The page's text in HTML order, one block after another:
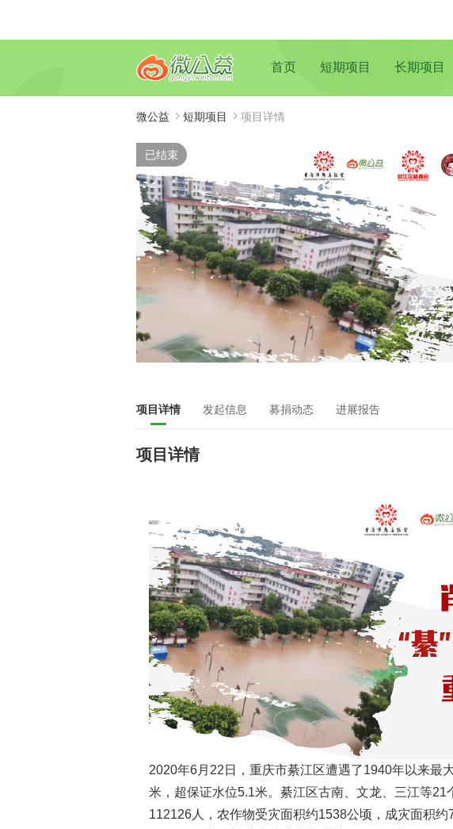
首页 短期项目 长期项目
微公益 短期项目 项目详情
已结束
项目详情 发起信息 募捐动态 进展报告
项目详情
2020年6月22日，重庆市綦江区遭遇了1940年以来最
米，超保证水位5.1米。綦江区古南、文龙、三江等21
112126人，农作物受灾面积约1538公顷，成灾面积